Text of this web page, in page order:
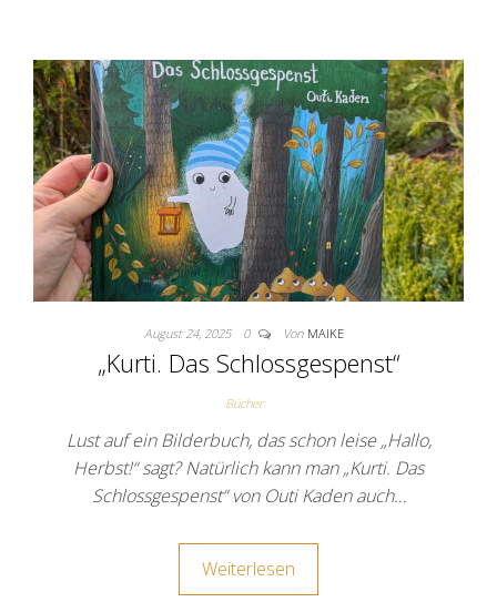
August 24, 2025 0 Von MAIKE
„Kurti. Das Schlossgespenst“
Bücher
Lust auf ein Bilderbuch, das schon leise „Hallo,
Herbst!“ sagt? Natürlich kann man „Kurti. Das
Schlossgespenst“ von Outi Kaden auch…
Weiterlesen